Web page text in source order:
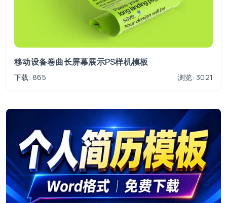
移动设备卷曲长屏幕展示PS样机模板
下载: 865 浏览: 3021